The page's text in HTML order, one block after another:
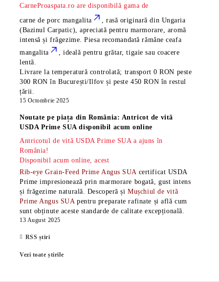
CarneProaspata.ro are disponibilă gama de
carne de porc mangalita
, rasă originară din Ungaria
(Bazinul Carpatic), apreciată pentru marmorare, aromă
intensă și frăgezime. Piesa recomandată rămâneceafa
mangalita
, ideală pentru grătar, tigaie sau coacere
lentă.
Livrare la temperatură controlată; transport 0 RON peste
300 RON în București/Ilfov și peste 450 RON în restul
țării.
15 Octombrie 2025
Noutate pe piața din România: Antricot de vită
USDA Prime SUA disponibil acum online
Antricotul de vită USDA Prime SUA a ajuns în
România!
Disponibil acum online, acest
Rib-eye Grain-Feed Prime Angus SUA certificat USDA
Prime impresionează prin marmorare bogată, gust intens
și frăgezime naturală. Descoperă șiMușchiul de vită
Prime Angus SUA pentru preparate rafinate și află cum
sunt obținute aceste standarde de calitate excepțională.
13 August 2025
RSS știri
Vezi toate știrile